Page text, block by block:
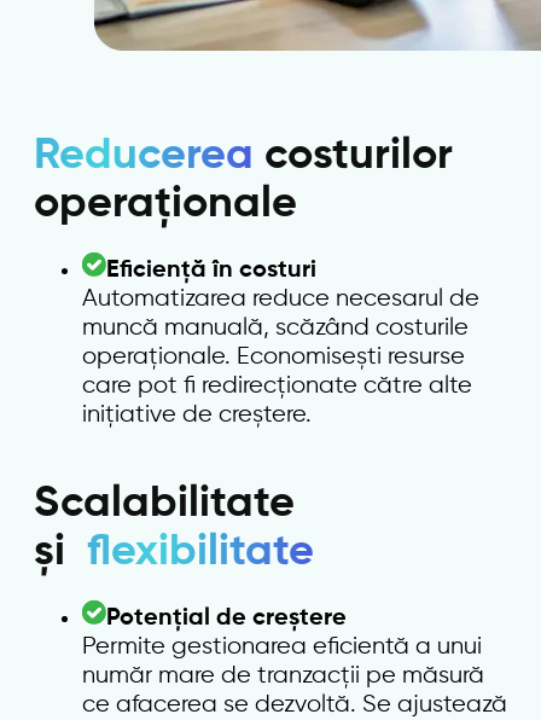
Reducerea costurilor
operaționale
Eficiență în costuri
Automatizarea reduce necesarul de
muncă manuală, scăzând costurile
operaționale. Economisești resurse
care pot fi redirecționate către alte
inițiative de creștere.
Scalabilitate
și flexibilitate
Potențial de creștere
Permite gestionarea eficientă a unui
număr mare de tranzacții pe măsură
ce afacerea se dezvoltă. Se ajustează